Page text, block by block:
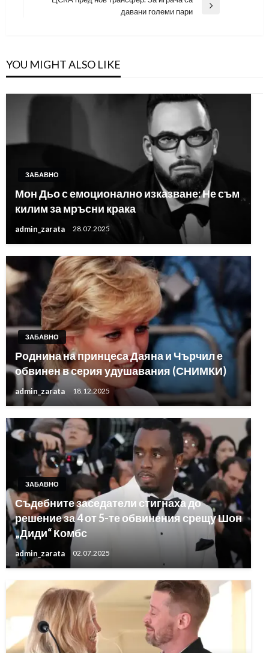
давани големи пари
YOU MIGHT ALSO LIKE
ЗАБАВНО
Мон Дьо с емоционално изказване: Не съм
килим за мръсни крака
admin_zarata 28.07.2025
ЗАБАВНО
Роднина на принцеса Даяна и Чърчил е
обвинен в серия удушавания (СНИМКИ)
admin_zarata 18.12.2025
ЗАБАВНО
Съдебните заседатели стигнаха до
решение за 4 от 5-те обвинения срещу Шон
„Диди“ Комбс
admin_zarata 02.07.2025